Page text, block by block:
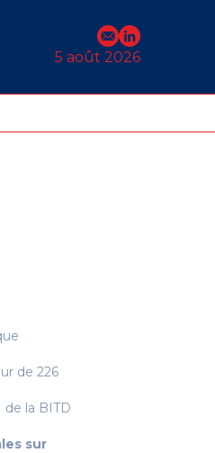
E-mail
Profil
5 août 2026
de 226
la BITD
sur